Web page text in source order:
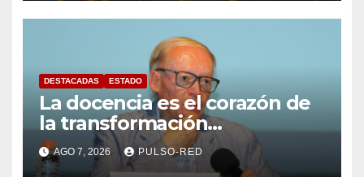
DESTACADAS ESTADO
La docencia es el corazón de
la transformación
universitaria: Rector de la
UATx
AGO 7, 2026 PULSO-RED